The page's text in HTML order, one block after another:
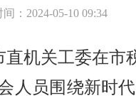
：2024-05-10 09:34
机关工委在市
人员围绕新时